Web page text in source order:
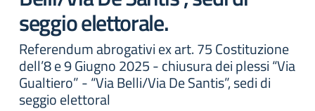
seggio elettorale.
Referendum abrogativi ex art. 75 Costituzione
dell’8 e 9 Giugno 2025 - chiusura dei plessi “Via
Gualtiero” - “Via Belli/Via De Santis”, sedi di
seggio elettoral